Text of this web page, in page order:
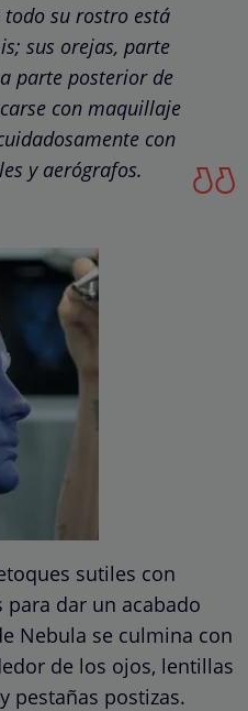
su rostro está
sus orejas, parte
parte posterior de
con maquillaje
con
y aerógrafos.
sutiles con
dar un acabado
Nebula se culmina con
de los ojos, lentillas
pestañas postizas.